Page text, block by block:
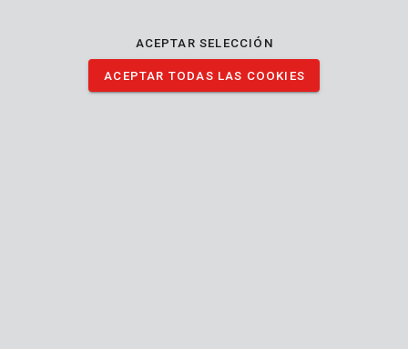
ACEPTAR SELECCIÓN
ACEPTAR TODAS LAS COOKIES